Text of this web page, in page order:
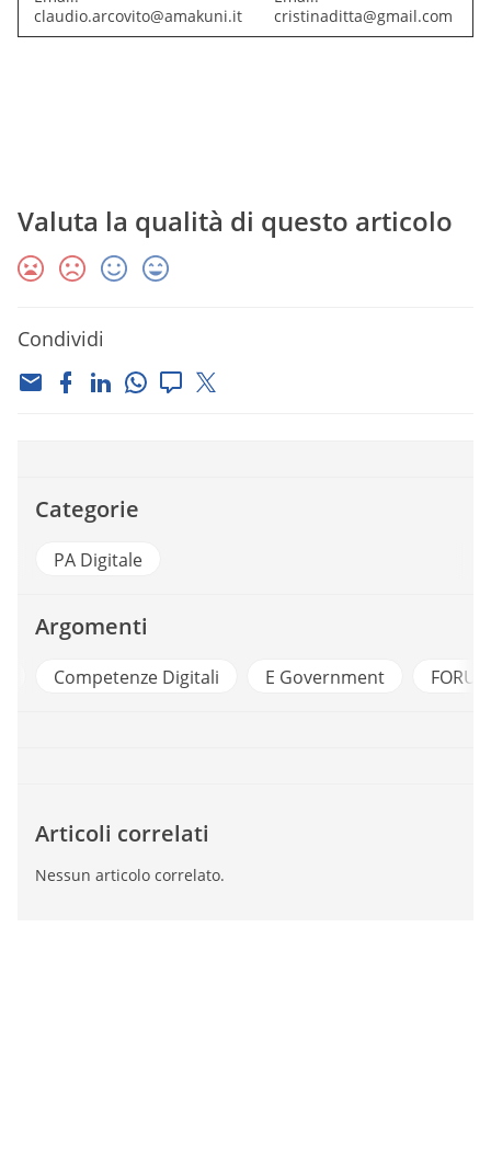
claudio.arcovito@amakuni.it
cristinaditta@gmail.com
Valuta la qualità di questo articolo
Condividi
Categorie
PA Digitale
Argomenti
Competenze Digitali E Government
Articoli correlati
Nessun articolo correlato.